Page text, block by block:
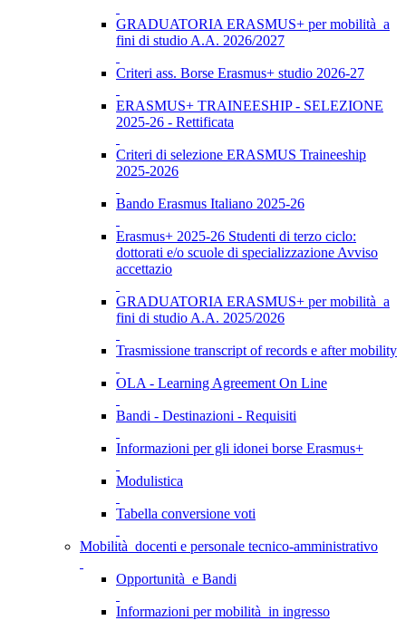
GRADUATORIA ERASMUS+ per mobilità a
fini di studio A.A. 2026/2027
Criteri ass. Borse Erasmus+ studio 2026-27
ERASMUS+ TRAINEESHIP - SELEZIONE
2025-26 - Rettificata
Criteri di selezione ERASMUS Traineeship
2025-2026
Bando Erasmus Italiano 2025-26
Erasmus+ 2025-26 Studenti di terzo ciclo:
dottorati e/o scuole di specializzazione Avviso
accettazio
GRADUATORIA ERASMUS+ per mobilità a
fini di studio A.A. 2025/2026
Trasmissione transcript of records e after mobility
OLA - Learning Agreement On Line
Bandi - Destinazioni - Requisiti
Informazioni per gli idonei borse Erasmus+
Modulistica
Tabella conversione voti
Mobilità docenti e personale tecnico-amministrativo
Opportunità e Bandi
Informazioni per mobilità in ingresso